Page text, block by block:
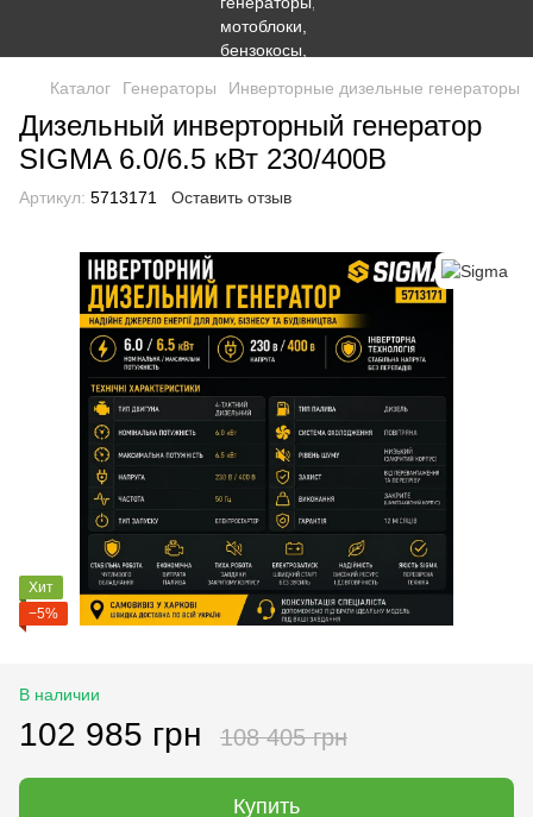
Каталог Генераторы Инверторные дизельные генераторы
Дизельный инверторный генератор
SIGMA 6.0/6.5 кВт 230/400В
Артикул: 5713171 Оставить отзыв
Хит
−5%
В наличии
102 985 грн 108 405 грн
Купить